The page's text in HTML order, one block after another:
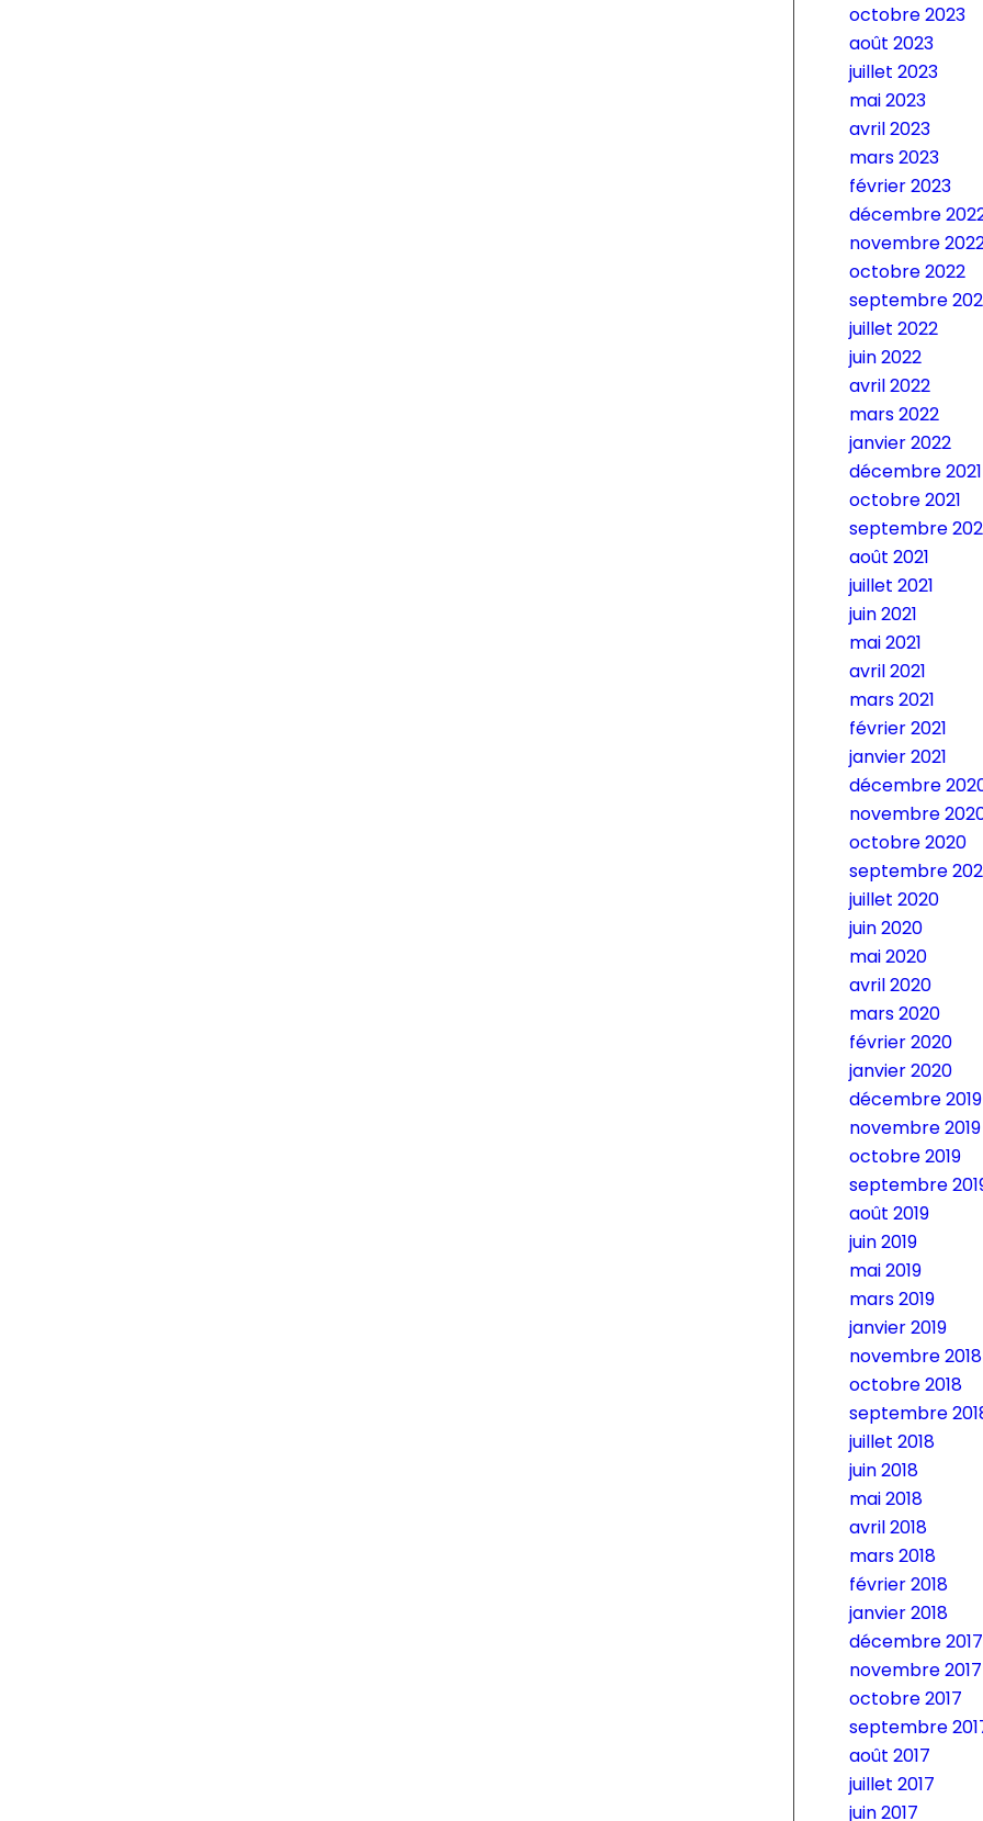
octobre 2023
août 2023
juillet 2023
mai 2023
avril 2023
mars 2023
février 2023
décembre
novembre
octobre 2022
septembre
juillet 2022
juin 2022
avril 2022
mars 2022
janvier 2022
décembre 2021
octobre 2021
septembre
août 2021
juillet 2021
juin 2021
mai 2021
avril 2021
mars 2021
février 2021
janvier 2021
décembre
novembre
octobre 2020
septembre
juillet 2020
juin 2020
mai 2020
avril 2020
mars 2020
février 2020
janvier 2020
décembre 2019
novembre 2019
octobre 2019
septembre
août 2019
juin 2019
mai 2019
mars 2019
janvier 2019
novembre 2018
octobre 2018
septembre
juillet 2018
juin 2018
mai 2018
avril 2018
mars 2018
février 2018
janvier 2018
décembre 2017
novembre 2017
octobre 2017
septembre
août 2017
juillet 2017
juin 2017